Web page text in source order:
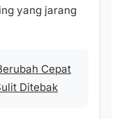
yang jarang
Cepat
Ditebak